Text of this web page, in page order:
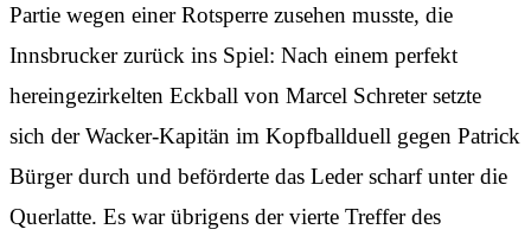
Partie wegen einer Rotsperre zusehen musste, die
Innsbrucker zurück ins Spiel: Nach einem perfekt
hereingezirkelten Eckball von Marcel Schreter setzte
sich der Wacker-Kapitän im Kopfballduell gegen Patrick
Bürger durch und beförderte das Leder scharf unter die
Querlatte. Es war übrigens der vierte Treffer des